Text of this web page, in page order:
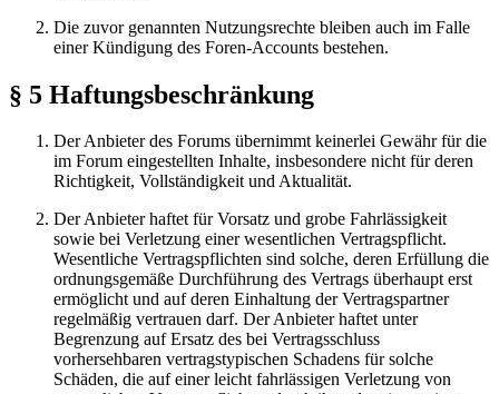
Die zuvor genannten Nutzungsrechte bleiben auch im Falle
einer Kündigung des Foren-Accounts bestehen.
§ 5 Haftungsbeschränkung
Der Anbieter des Forums übernimmt keinerlei Gewähr für die
im Forum eingestellten Inhalte, insbesondere nicht für deren
Richtigkeit, Vollständigkeit und Aktualität.
Der Anbieter haftet für Vorsatz und grobe Fahrlässigkeit
sowie bei Verletzung einer wesentlichen Vertragspflicht.
Wesentliche Vertragspflichten sind solche, deren Erfüllung die
ordnungsgemäße Durchführung des Vertrags überhaupt erst
ermöglicht und auf deren Einhaltung der Vertragspartner
regelmäßig vertrauen darf. Der Anbieter haftet unter
Begrenzung auf Ersatz des bei Vertragsschluss
vorhersehbaren vertragstypischen Schadens für solche
Schäden, die auf einer leicht fahrlässigen Verletzung von